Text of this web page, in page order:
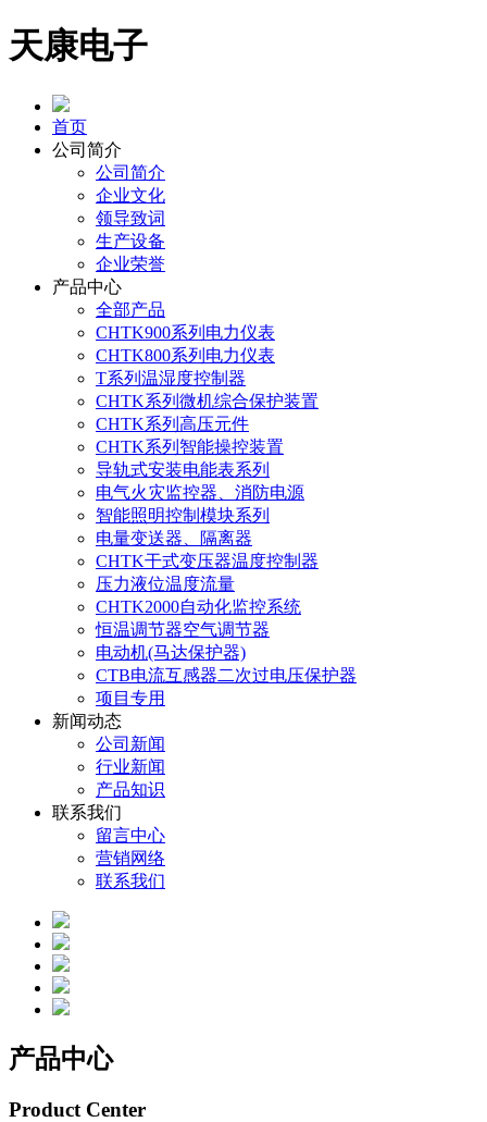
天康电子
首页
公司简介
公司简介
企业文化
领导致词
生产设备
企业荣誉
产品中心
全部产品
CHTK900系列电力仪表
CHTK800系列电力仪表
T系列温湿度控制器
CHTK系列微机综合保护装置
CHTK系列高压元件
CHTK系列智能操控装置
导轨式安装电能表系列
电气火灾监控器、消防电源
智能照明控制模块系列
电量变送器、隔离器
CHTK干式变压器温度控制器
压力液位温度流量
CHTK2000自动化监控系统
恒温调节器空气调节器
电动机(马达保护器)
CTB电流互感器二次过电压保护器
项目专用
新闻动态
公司新闻
行业新闻
产品知识
联系我们
留言中心
营销网络
联系我们
产品中心
Product Center